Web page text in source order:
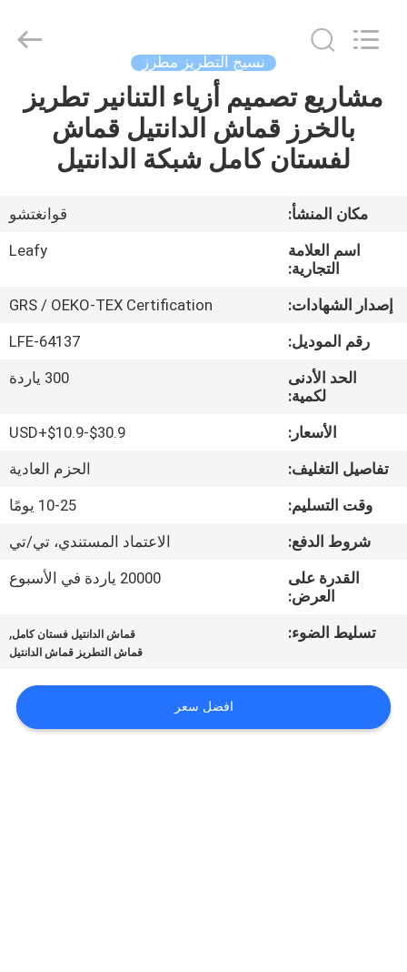
منزل
المنتجات
حول
جولة
المعمل
الجودة
اتصل
اقتباس
نسيج التطريز مطرز
مشاريع تصميم أزياء التنانير تطريز
بالخرز قماش الدانتيل قماش
لفستان كامل شبكة الدانتيل
مكان المنشأ:
قوانغتشو
اسم العلامة
التجارية:
Leafy
إصدار الشهادات:
GRS / OEKO-TEX Certification
رقم الموديل:
LFE-64137
الحد الأدنى
لكمية:
300 ياردة
الأسعار:
USD+$10.9-$30.9
تفاصيل التغليف:
الحزم العادية
وقت التسليم:
10-25 يومًا
شروط الدفع:
الاعتماد المستندي، تي/تي
القدرة على
العرض:
20000 ياردة في الأسبوع
تسليط الضوء: قماش الدانتيل فستان كامل,
قماش التطريز قماش الدانتيل
افضل سعر